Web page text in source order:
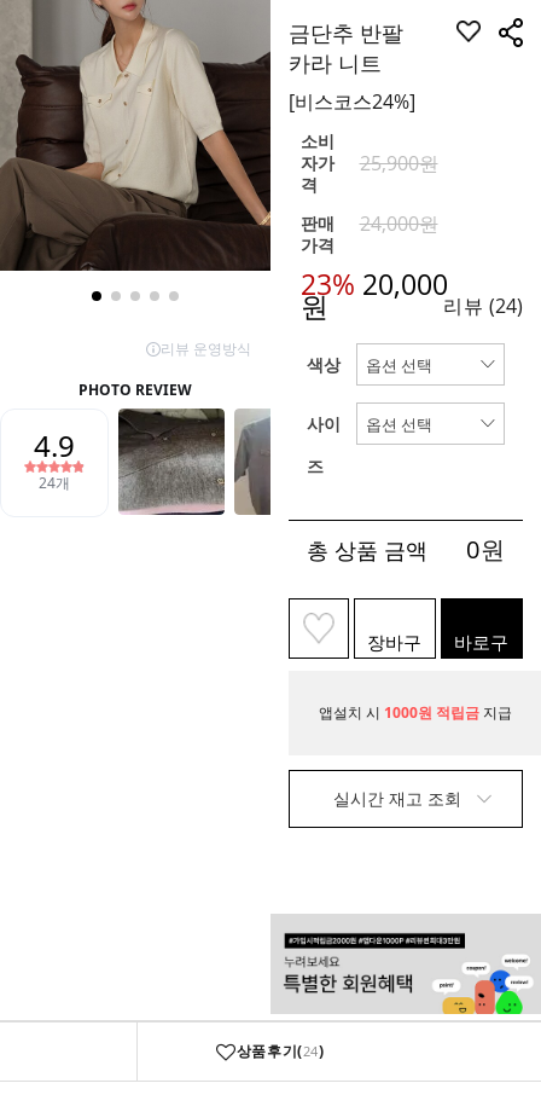
금단추 반팔
카라 니트
[비스코스24%]
소비
자가
격
25,900원
판매
가격
24,000원
23% 20,000
원 리뷰 (24)
색상
사이
즈
총 상품 금액 0원
장바구
니
바로구
매
앱설치 시 1000원 적립금 지급
실시간 재고 조회
상품후기(24)